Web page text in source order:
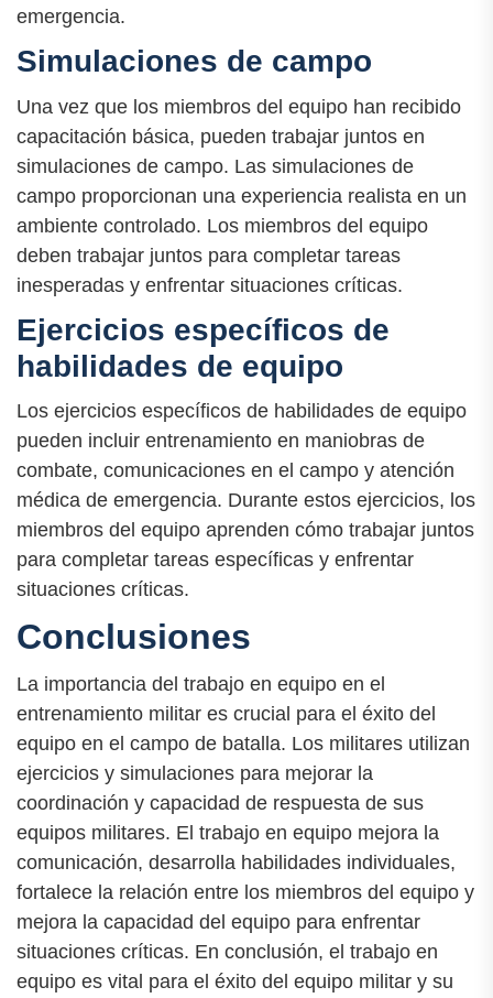
emergencia.
Simulaciones de campo
Una vez que los miembros del equipo han recibido
capacitación básica, pueden trabajar juntos en
simulaciones de campo. Las simulaciones de
campo proporcionan una experiencia realista en un
ambiente controlado. Los miembros del equipo
deben trabajar juntos para completar tareas
inesperadas y enfrentar situaciones críticas.
Ejercicios específicos de
habilidades de equipo
Los ejercicios específicos de habilidades de equipo
pueden incluir entrenamiento en maniobras de
combate, comunicaciones en el campo y atención
médica de emergencia. Durante estos ejercicios, los
miembros del equipo aprenden cómo trabajar juntos
para completar tareas específicas y enfrentar
situaciones críticas.
Conclusiones
La importancia del trabajo en equipo en el
entrenamiento militar es crucial para el éxito del
equipo en el campo de batalla. Los militares utilizan
ejercicios y simulaciones para mejorar la
coordinación y capacidad de respuesta de sus
equipos militares. El trabajo en equipo mejora la
comunicación, desarrolla habilidades individuales,
fortalece la relación entre los miembros del equipo y
mejora la capacidad del equipo para enfrentar
situaciones críticas. En conclusión, el trabajo en
equipo es vital para el éxito del equipo militar y su